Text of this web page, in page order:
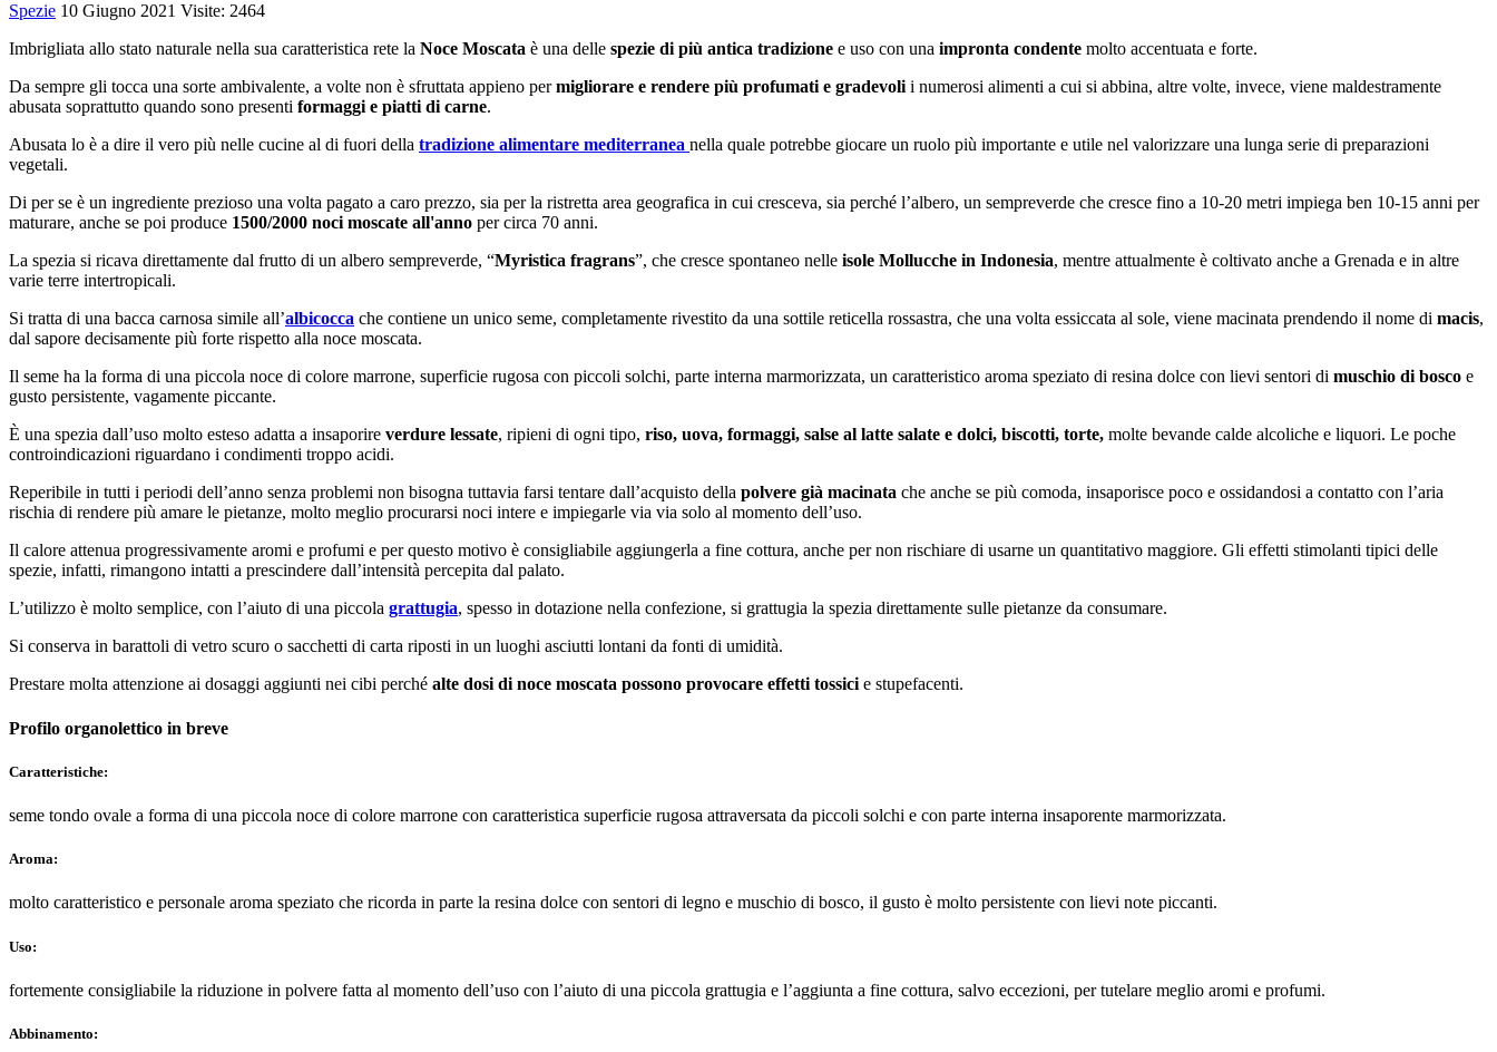
Spezie 10 Giugno 2021 Visite: 2464
Imbrigliata allo stato naturale nella sua caratteristica rete la Noce Moscata è una delle spezie di più antica tradizione e uso con una impronta condente molto accentuata e forte.
Da sempre gli tocca una sorte ambivalente, a volte non è sfruttata appieno permigliorare e rendere più profumati e gradevolii numerosi alimenti a cui si abbina, altre volte, invece, viene maldestramente
abusata soprattutto quando sono presenti formaggi e piatti di carne.
Abusata lo è a dire il vero più nelle cucine al di fuori della tradizione alimentare mediterranea nella quale potrebbe giocare un ruolo più importante e utile nel valorizzare una lunga serie di preparazioni
vegetali.
Di per se è un ingrediente prezioso una volta pagato a caro prezzo, sia per la ristretta area geografica in cui cresceva, sia perché l’albero, un sempreverde che cresce fino a 10-20 metri impiega ben 10-15 anni per
maturare, anche se poi produce 1500/2000 noci moscate all'anno per circa 70 anni.
La spezia si ricava direttamente dal frutto di un albero sempreverde, “Myristica fragrans”, che cresce spontaneo nelle isole Mollucche in Indonesia, mentre attualmente è coltivato anche a Grenada e in altre
varie terre intertropicali.
Si tratta di una bacca carnosa simile all’albicocca che contiene un unico seme, completamente rivestito da una sottile reticella rossastra, che una volta essiccata al sole, viene macinata prendendo il nome di macis,
dal sapore decisamente più forte rispetto alla noce moscata.
Il seme ha la forma di una piccola noce di colore marrone, superficie rugosa con piccoli solchi, parte interna marmorizzata, un caratteristico aroma speziato di resina dolce con lievi sentori di muschio di bosco e
gusto persistente, vagamente piccante.
È una spezia dall’uso molto esteso adatta a insaporire verdure lessate, ripieni di ogni tipo, riso, uova, formaggi, salse al latte salate e dolci, biscotti, torte, molte bevande calde alcoliche e liquori. Le poche
controindicazioni riguardano i condimenti troppo acidi.
Reperibile in tutti i periodi dell’anno senza problemi non bisogna tuttavia farsi tentare dall’acquisto della polvere già macinata che anche se più comoda, insaporisce poco e ossidandosi a contatto con l’aria
rischia di rendere più amare le pietanze, molto meglio procurarsi noci intere e impiegarle via via solo al momento dell’uso.
Il calore attenua progressivamente aromi e profumi e per questo motivo è consigliabile aggiungerla a fine cottura, anche per non rischiare di usarne un quantitativo maggiore. Gli effetti stimolanti tipici delle
spezie, infatti, rimangono intatti a prescindere dall’intensità percepita dal palato.
L’utilizzo è molto semplice, con l’aiuto di una piccola grattugia, spesso in dotazione nella confezione, si grattugia la spezia direttamente sulle pietanze da consumare.
Si conserva in barattoli di vetro scuro o sacchetti di carta riposti in un luoghi asciutti lontani da fonti di umidità.
Prestare molta attenzione ai dosaggi aggiunti nei cibi perché alte dosi di noce moscata possono provocare effetti tossicie stupefacenti.
Profilo organolettico in breve
Caratteristiche:
seme tondo ovale a forma di una piccola noce di colore marrone con caratteristica superficie rugosa attraversata da piccoli solchi e con parte interna insaporente marmorizzata.
Aroma:
molto caratteristico e personale aroma speziato che ricorda in parte la resina dolce con sentori di legno e muschio di bosco, il gusto è molto persistente con lievi note piccanti.
Uso:
fortemente consigliabile la riduzione in polvere fatta al momento dell’uso con l’aiuto di una piccola grattugia e l’aggiunta a fine cottura, salvo eccezioni, per tutelare meglio aromi e profumi.
Abbinamento: